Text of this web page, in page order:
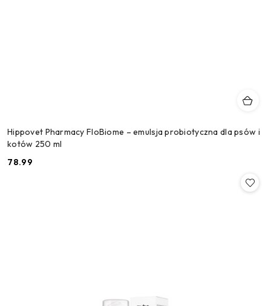
Hippovet Pharmacy FloBiome – emulsja probiotyczna dla psów i
kotów 250 ml
Cena:
78.99